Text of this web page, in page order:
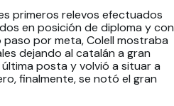
primeros relevos efectuados
en posición de diploma y con
por meta, Colell mostraba
dejando al catalán a gran
posta y volvió a situar a
finalmente, se notó el gran